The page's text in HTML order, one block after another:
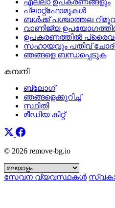
പ്ലാറ്റ്‌ഫോമുകൾ
ബൾക്ക് പശ്ചാത്തല
വാണിജ്യ
ഉപകരണത്തിൽ
സഹായവും പതിവ്
ഞങ്ങളെ ബന്ധപ്പെടുക
കമ്പനി
ബ്ലോഗ്
ഞങ്ങളെക്കുറിച്ച്
സ്ഥിതി
മീഡിയ കിറ്റ്
© 2026 remove-bg.io
സേവന വ്യവസ്ഥകൾ